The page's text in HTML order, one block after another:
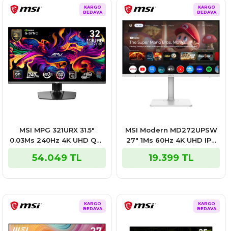
MSI MPG 321URX 31.5″
0.03Ms 240Hz 4K UHD QD-
OLED G-Sync Gaming
Monitör
54.049 TL
KARGO
BEDAVA
MSI Modern MD272UPSW
27″ 1Ms 60Hz 4K UHD IPS
Adaptive Sync Beyaz
Monitör
19.399 TL
KARGO
BEDAVA
KARGO
BEDAVA
KARGO
BEDAVA